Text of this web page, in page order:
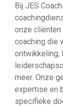
Bij JES
onze cliënten
coaching die
ontwikkeling,
meer. Onze
expertise en
specifieke